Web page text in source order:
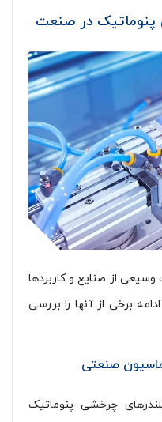
در صنعت
از صنایع و کاربردها
برخی از آنها را بررسی
صنعتی
چرخشی پنوماتیک